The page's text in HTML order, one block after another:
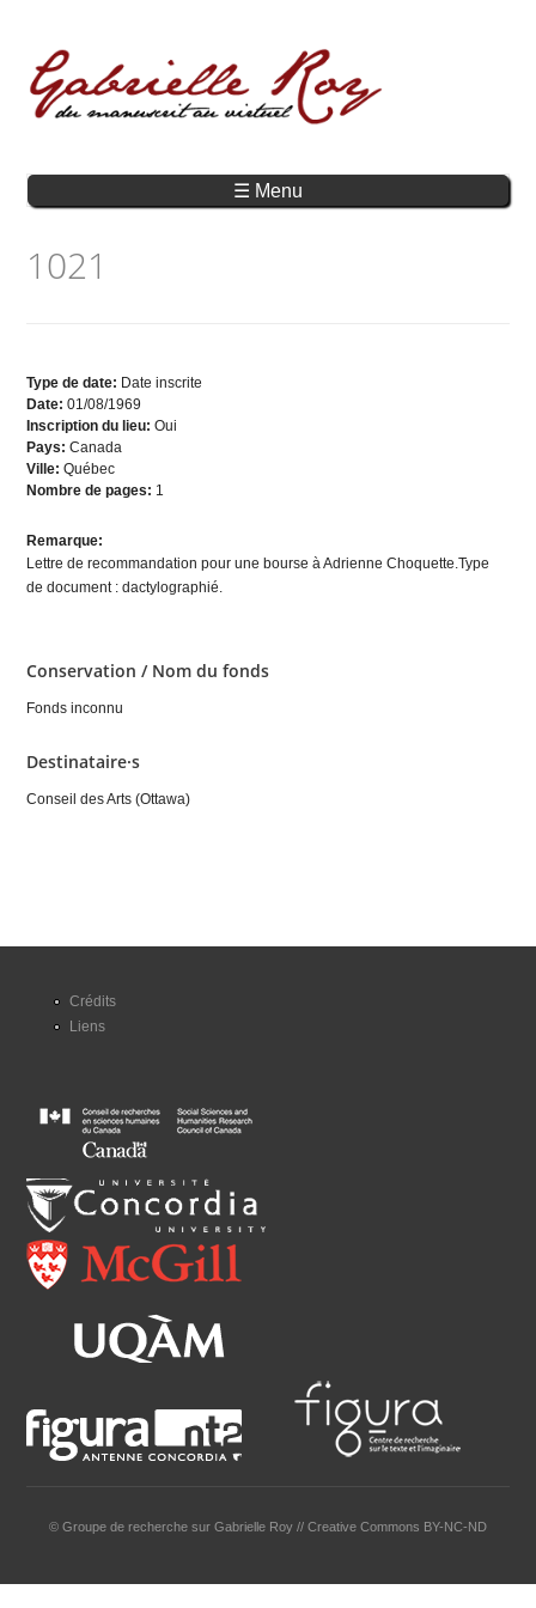
☰ Menu
1021
Type de date: Date inscrite
Date:01/08/1969
Inscription du lieu:Oui
Pays:Canada
Ville:Québec
Nombre de pages: 1
Remarque:
Lettre de recommandation pour une bourse à Adrienne Choquette.Type
de document : dactylographié.
Conservation / Nom du fonds
Fonds inconnu
Destinataire·s
Conseil des Arts (Ottawa)
Crédits
Liens
© Groupe de recherche sur Gabrielle Roy // Creative Commons BY-NC-ND